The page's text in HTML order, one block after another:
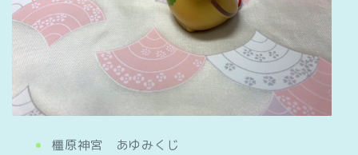
橿原神宮 あゆみくじ